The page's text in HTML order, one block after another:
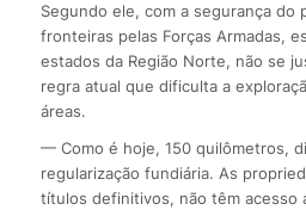
Segundo ele, com a segurança do
fronteiras pelas Forças Armadas,
estados da Região Norte, não se
regra atual que dificulta a
áreas.
— Como é hoje, 150 quilômetros,
regularização fundiária. As
títulos definitivos, não têm acesso